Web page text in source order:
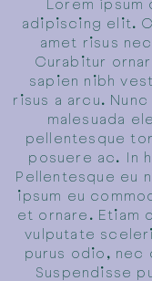
adipiscing elit.
amet risus
Curabitur
sapien nibh
risus a arcu.
malesuada
pellentesque
posuere ac. In
Pellentesque eu
ipsum eu
et ornare. Etiam
vulputate
purus odio, nec
Suspendisse